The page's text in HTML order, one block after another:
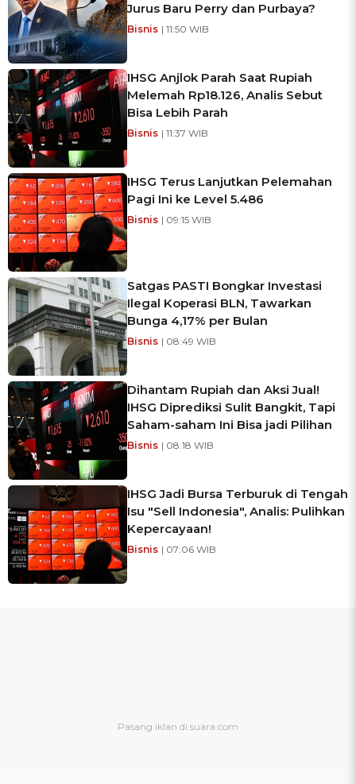
Jurus Baru Perry dan Purbaya?
Bisnis | 11:50 WIB
IHSG Anjlok Parah Saat Rupiah
Melemah Rp18.126, Analis Sebut
Bisa Lebih Parah
Bisnis | 11:37 WIB
IHSG Terus Lanjutkan Pelemahan
Pagi Ini ke Level 5.486
Bisnis | 09:15 WIB
Satgas PASTI Bongkar Investasi
Ilegal Koperasi BLN, Tawarkan
Bunga 4,17% per Bulan
Bisnis | 08:49 WIB
Dihantam Rupiah dan Aksi Jual!
IHSG Diprediksi Sulit Bangkit, Tapi
Saham-saham Ini Bisa jadi Pilihan
Bisnis | 08:18 WIB
IHSG Jadi Bursa Terburuk di Tengah
Isu "Sell Indonesia", Analis: Pulihkan
Kepercayaan!
Bisnis | 07:06 WIB